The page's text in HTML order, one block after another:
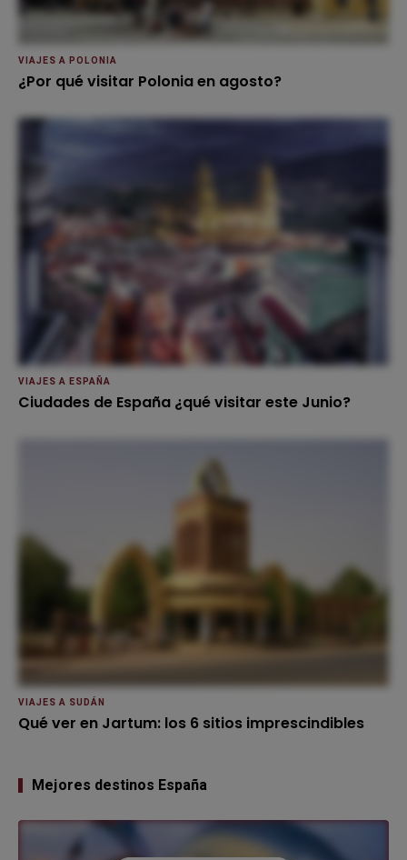
VIAJES A POLONIA
¿Por qué visitar Polonia en agosto?
VIAJES A ESPAÑA
Ciudades de España ¿qué visitar este Junio?
VIAJES A SUDÁN
Qué ver en Jartum: los 6 sitios imprescindibles
Mejores destinos España